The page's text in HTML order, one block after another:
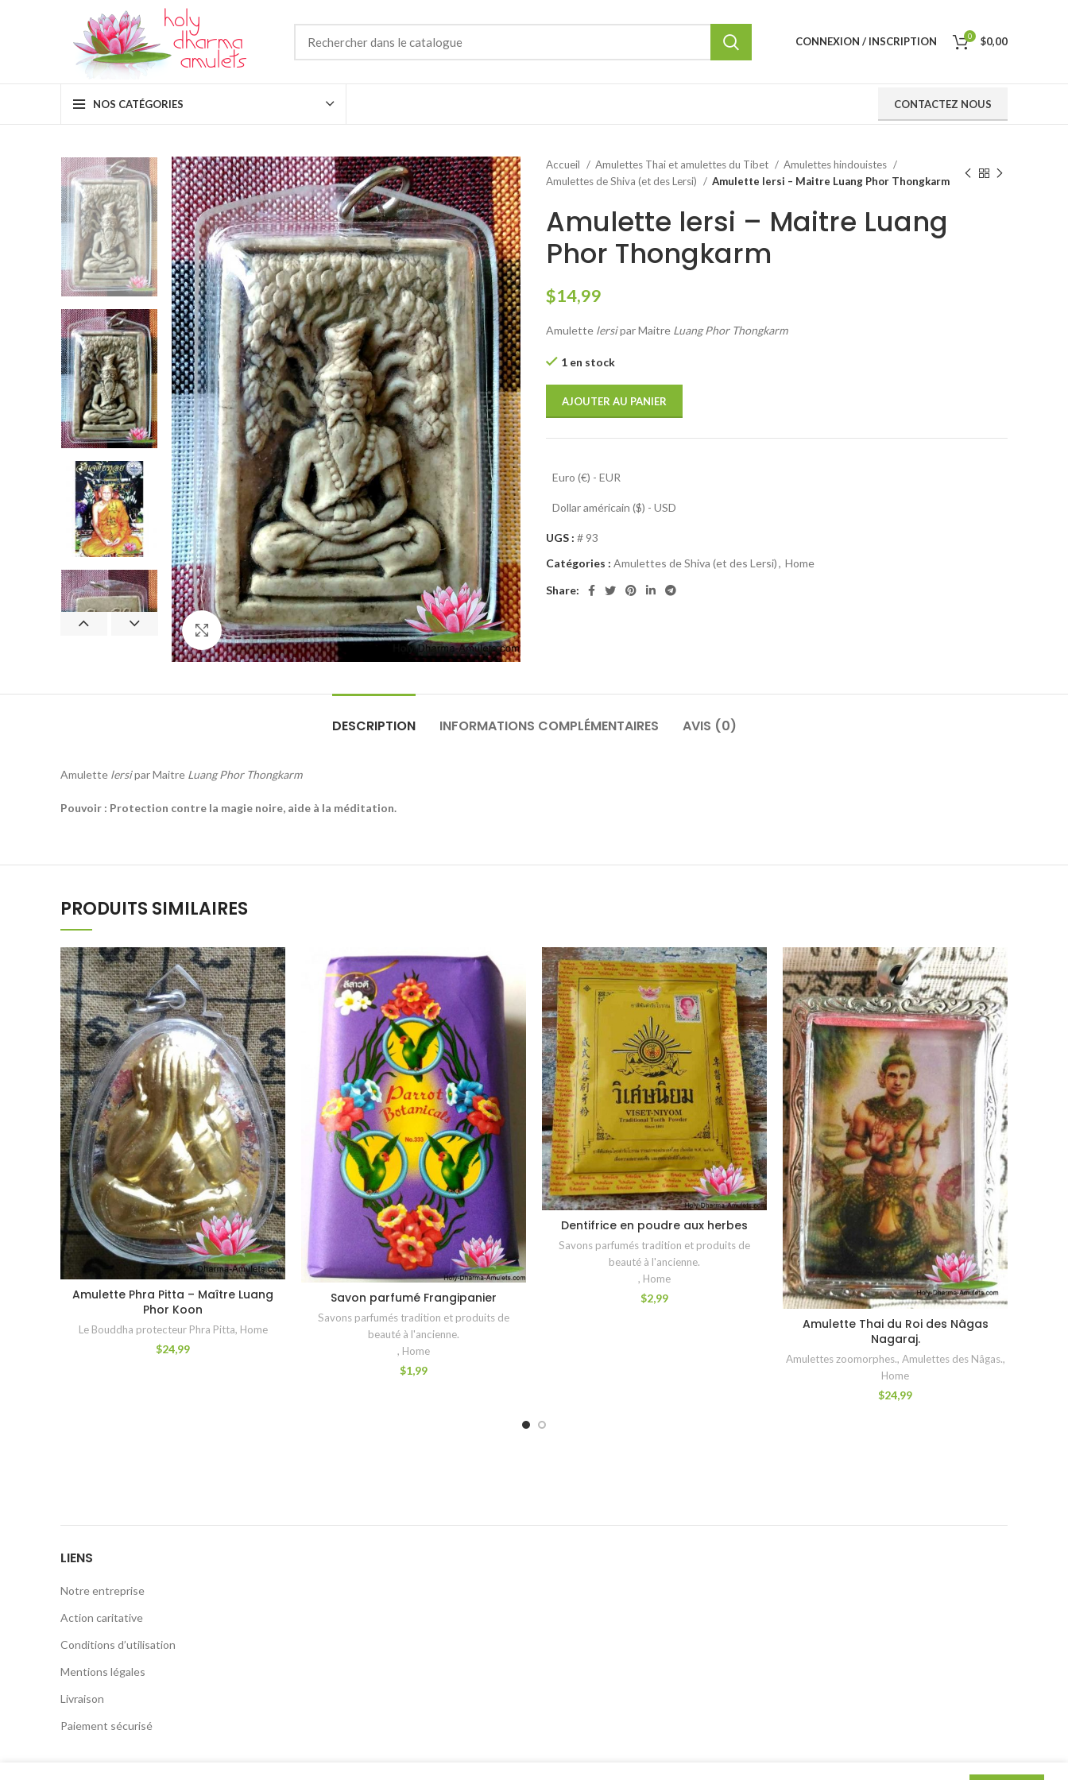
CONNEXION / INSCRIPTION 0 $0,00
NOS CATÉGORIES CONTACTEZ NOUS
Agrandir
Accueil Amulettes Thai et amulettes du Tibet
Amulettes hindouistes
Amulettes de Shiva (et des Lersi)
Amulette lersi – Maitre Luang Phor Thongkarm
Amulette lersi – Maitre Luang
Phor Thongkarm
$14,99
Amulette lersipar Maitre Luang Phor Thongkarm
1 en stock
AJOUTER AU PANIER
Euro (€) - EUR
Dollar américain ($) - USD
UGS : # 93
Catégories : Amulettes de Shiva (et des Lersi), Home
Share:
DESCRIPTION INFORMATIONS COMPLÉMENTAIRES AVIS (0)
Amulette lersipar Maitre Luang Phor Thongkarm
Pouvoir : Protection contre la magie noire, aide à la méditation.
PRODUITS SIMILAIRES
AJOUTER AU PANIER
Amulette Phra Pitta – Maître Luang
Phor Koon
Le Bouddha protecteur Phra Pitta, Home
$24,99
AJOUTER AU PANIER
Savon parfumé Frangipanier
Savons parfumés tradition et produits de
beauté à l'ancienne.
, Home
$1,99
AJOUTER AU PANIER
Dentifrice en poudre aux herbes
Savons parfumés tradition et produits de
beauté à l'ancienne.
, Home
$2,99
AJOUTER AU PANIER
Amulette Thai du Roi des Nâgas
Nagaraj.
Amulettes zoomorphes., Amulettes des Nâgas.,
Home
$24,99
LIENS
Notre entreprise
Action caritative
Conditions d’utilisation
Mentions légales
Livraison
Paiement sécurisé